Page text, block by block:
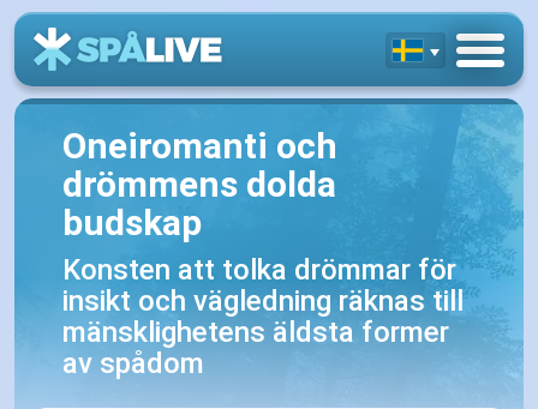
Oneiromanti och
drömmens dolda
budskap
Konsten att tolka drömmar för
insikt och vägledning räknas till
mänsklighetens äldsta former
av spådom